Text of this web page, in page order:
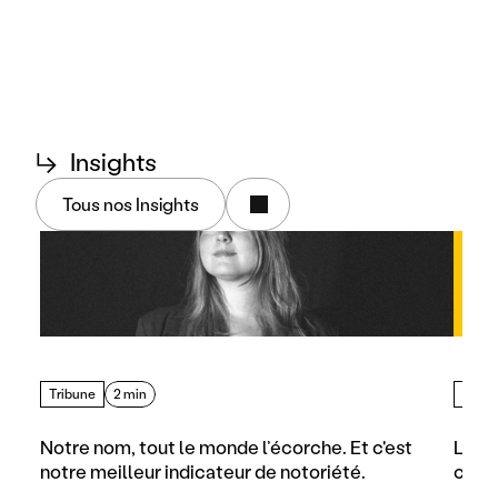
↳ Insights
Tous nos Insights
Tribune 2 min
Notre nom, tout le monde l’écorche. Et c'est
notre meilleur indicateur de notoriété.
Les